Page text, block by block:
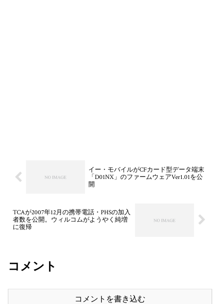
イー・モバイルがCFカード型データ端末
「D01NX」のファームウェアVer1.01を公
開
TCAが2007年12月の携帯電話・PHSの加入
者数を公開。ウィルコムがようやく純増
に復帰
コメント
コメントを書き込む